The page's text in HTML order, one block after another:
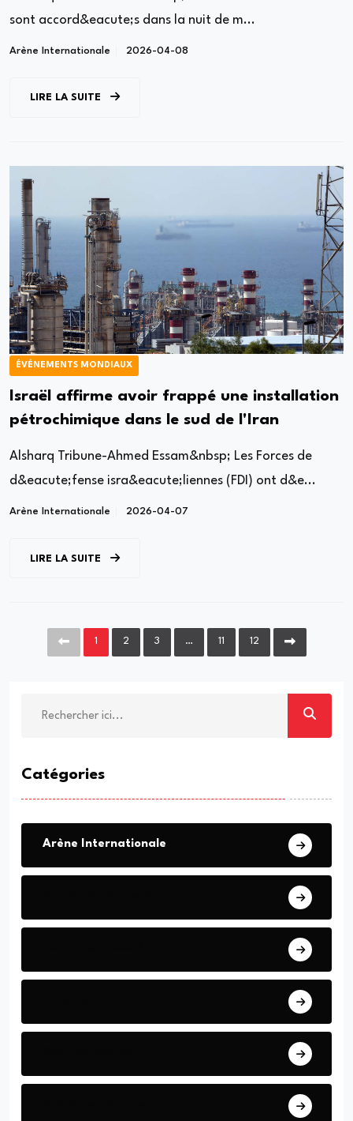
sont accord&eacute;s dans la nuit de m...
Arène Internationale 2026-04-08
LIRE LA SUITE
ÉVÉNEMENTS MONDIAUX
Israël affirme avoir frappé une installation
pétrochimique dans le sud de l'Iran
Alsharq Tribune-Ahmed Essam&nbsp; Les Forces de
d&eacute;fense isra&eacute;liennes (FDI) ont d&e...
Arène Internationale 2026-04-07
LIRE LA SUITE
1 2 3 … 11 12
Catégories
Arène Internationale